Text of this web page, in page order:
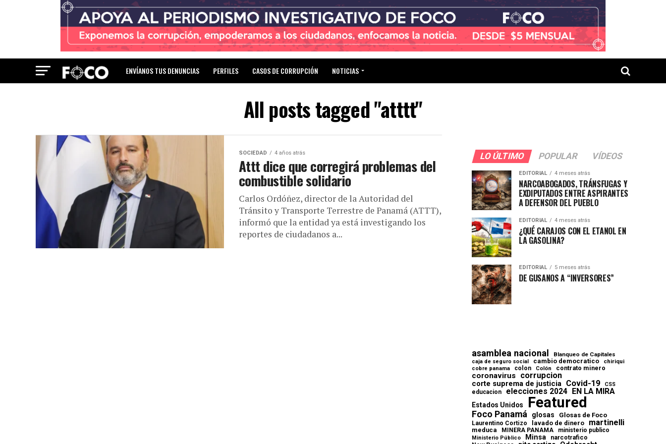
ENVÍANOS TUS DENUNCIAS PERFILES CASOS DE CORRUPCIÓN NOTICIAS
All posts tagged "atttt"
SOCIEDAD 4 años atrás
Attt dice que corregirá problemas del
combustible solidario
Carlos Ordóñez, director de la Autoridad del
Tránsito y Transporte Terrestre de Panamá (ATTT),
informó que la entidad ya está investigando los
reportes de ciudadanos a...
LO ÚLTIMO POPULAR VÍDEOS
EDITORIAL 4 meses atrás
NARCOABOGADOS, TRÁNSFUGAS Y
EXDIPUTADOS ENTRE ASPIRANTES
A DEFENSOR DEL PUEBLO
EDITORIAL 4 meses atrás
¿QUÉ CARAJOS CON EL ETANOL EN
LA GASOLINA?
EDITORIAL 5 meses atrás
DE GUSANOS A “INVERSORES”
asamblea nacional Blanqueo de Capitales
caja de seguro social cambio democratico chiriqui
cobre panama colon Colón contrato minero
coronavirus corrupcion
corte suprema de justicia Covid-19 CSS
educacion elecciones 2024 EN LA MIRA
Estados Unidos Featured
Foco Panamá glosas Glosas de Foco
Laurentino Cortizo lavado de dinero martinelli
meduca MINERA PANAMA ministerio publico
Ministerio Público Minsa
narcotrafico